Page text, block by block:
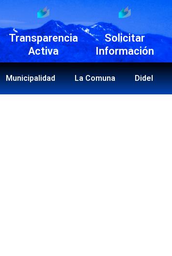
Transparencia
Activa
Solicitar
Información
Municipalidad La Comuna Didel